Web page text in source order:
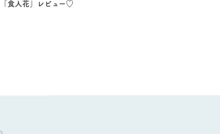
「食人花」レビュー♡